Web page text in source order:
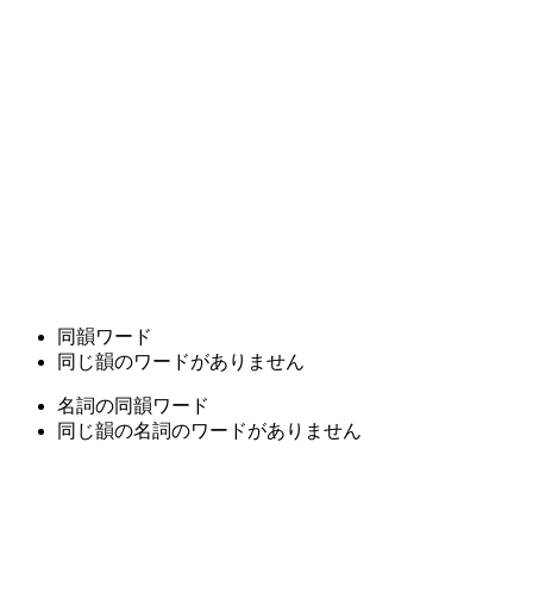
同韻ワード
同じ韻のワードがありません
名詞の同韻ワード
同じ韻の名詞のワードがありません